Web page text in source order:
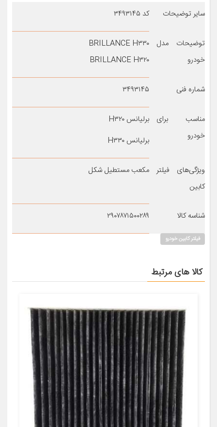
سایر توضیحات کد ۳۴۹۳۱۴۵
توضیحات مدل
خودرو
BRILLANCE H۳۳۰
BRILLANCE H۳۲۰
شماره فنی ۳۴۹۳۱۴۵
مناسب برای
خودرو
برلیانس H۳۲۰
برلیانس H۳۳۰
ویژگی‌های فیلتر
کابین
مکعب مستطیل شکل
شناسه کالا ۲۹۰۷۸۷۱۵۰۰۲۸۹
فیلتر کابین خودرو
کالا های مرتبط